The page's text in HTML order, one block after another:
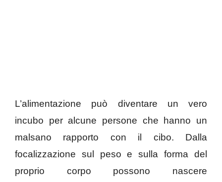
L’alimentazione può diventare un vero
incubo per alcune persone che hanno un
malsano rapporto con il cibo. Dalla
focalizzazione sul peso e sulla forma del
proprio corpo possono nascere